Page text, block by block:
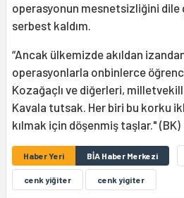
operasyonun mesnetsizliğini dile
serbest kaldım.
“Ancak ülkemizde akıldan
operasyonlarla onbinlerce
Kozağaçlı ve diğerleri,
Kavala tutsak. Her biri bu korku
kılmak için döşenmiş taşlar." (BK)
Haber Yeri BİA Haber Merkezi
cenk yiğiter cenk yigiter